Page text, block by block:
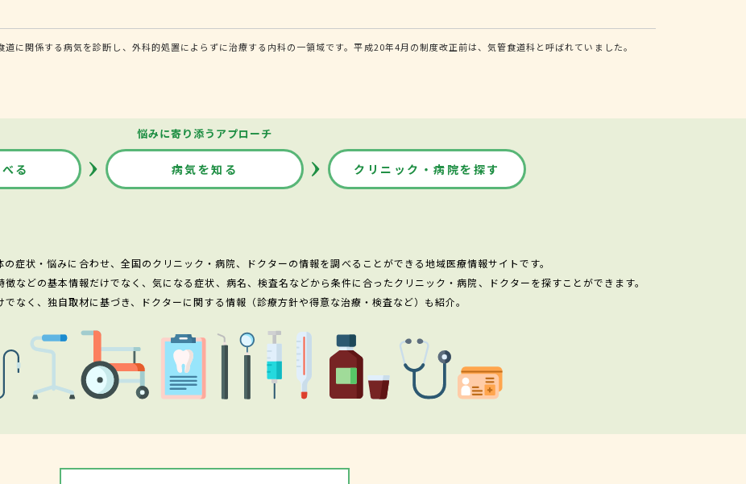
に関係する病気を診断し、外科的処置によらずに治療する内科の一領域です。平成20年4月の制度改正前は、気管食道科と呼ばれていました。
悩みに寄り添うアプローチ
る 病気を知る クリニック・病院を探す
の症状・悩みに合わせ、全国のクリニック・病院、ドクターの情報を調べることができる地域医療情報サイトです。
などの基本情報だけでなく、気になる症状、病名、検査名などから条件に合ったクリニック・病院、ドクターを探すことができます。
でなく、独自取材に基づき、ドクターに関する情報（診療方針や得意な治療・検査など）も紹介。